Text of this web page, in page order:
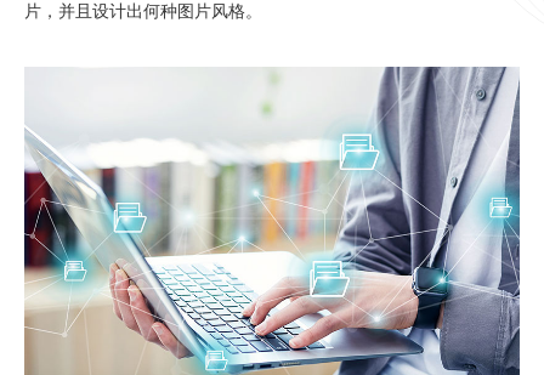
片，并且设计出何种图片风格。